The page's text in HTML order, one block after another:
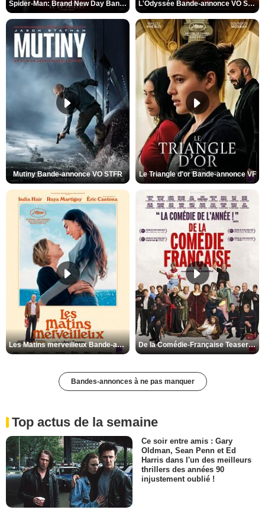
Spider-Man: Brand New Day Bande-annonce VO STFR L'Odyssée Bande-annonce VO STFR
Mutiny Bande-annonce VO STFR Le Triangle d'or Bande-annonce VF
Les Matins merveilleux Bande-annonce VF De la Comédie-Française Teaser VF
Bandes-annonces à ne pas manquer
Top actus de la semaine
Ce soir entre amis : Gary
Oldman, Sean Penn et Ed
Harris dans l'un des meilleurs
thrillers des années 90
injustement oublié !